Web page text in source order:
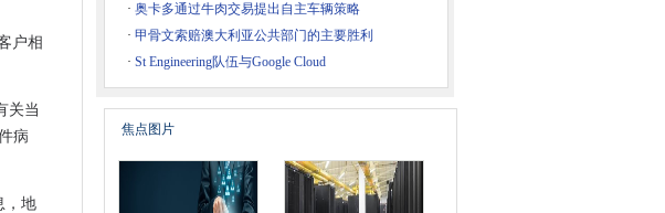
户相
关当
病
，地
· 奥卡多通过牛肉交易提出自主车辆策略
· 甲骨文索赔澳大利亚公共部门的主要胜利
· St Engineering队伍与Google Cloud
焦点图片